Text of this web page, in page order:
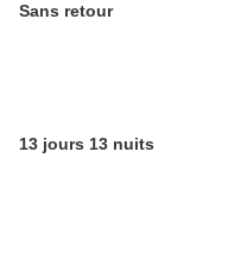
Sans retour
13 jours 13 nuits